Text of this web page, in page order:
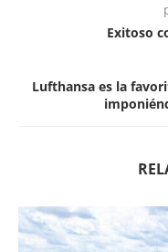
Exitoso
Lufthansa es la